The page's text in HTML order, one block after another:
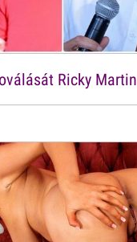
Ricky Martin